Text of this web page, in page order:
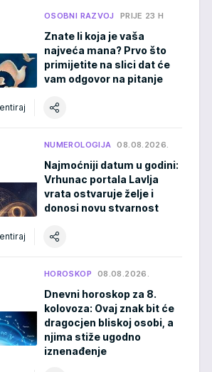
OSOBNI RAZVOJ PRIJE 23 H
Znate li koja je vaša
najveća mana? Prvo što
primijetite na slici dat će
vam odgovor na pitanje
NUMEROLOGIJA 08.08.2026.
Najmoćniji datum u godini:
Vrhunac portala Lavlja
vrata ostvaruje želje i
donosi novu stvarnost
HOROSKOP 08.08.2026.
Dnevni horoskop za 8.
kolovoza: Ovaj znak bit će
dragocjen bliskoj osobi, a
njima stiže ugodno
iznenađenje